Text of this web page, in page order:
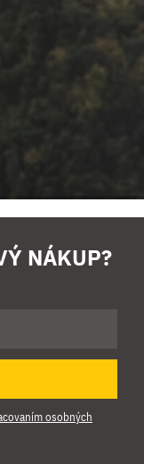
NÁKUP?
osobných